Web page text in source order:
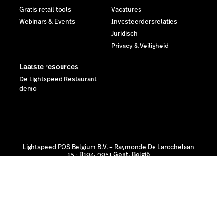
Gratis retail tools
Webinars & Events
Vacatures
Investeerdersrelaties
Juridisch
Privacy & Veiligheid
Laatste resources
De Lightspeed Restaurant
demo
Lightspeed POS Belgium B.V. – Raymonde De Larochelaan
15 - B104, 9051 Gent, België